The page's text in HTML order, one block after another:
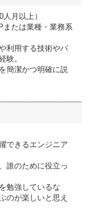
月以上）
または業種・業務系
利用する技術やパ
験。
簡潔かつ明確に説
できるエンジニア
誰のために役立っ
勉強しているな
のが楽しいと思え